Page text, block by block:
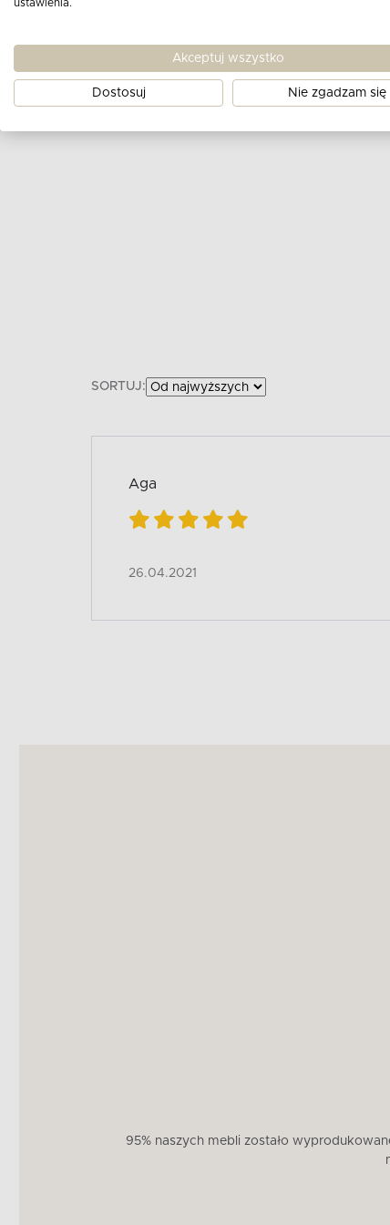
SORTUJ:
Aga
26.04.2021
95% naszych mebli zostało
ustawienia.
Akceptuj wszystko
Dostosuj Nie zgadzam się